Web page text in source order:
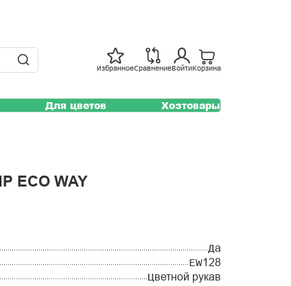
ИзбранноеСравнение Войти Корзина
Для цветов Хозтовары
ECO WAY
Да
EW128
Цветной рукав